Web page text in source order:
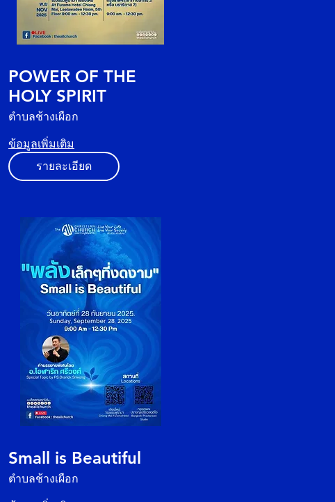
POWER OF THE
HOLY SPIRIT
ตำบลช้างเผือก
ข้อมูลเพิ่มเติม
รายละเอียด
Small is Beautiful
ตำบลช้างเผือก